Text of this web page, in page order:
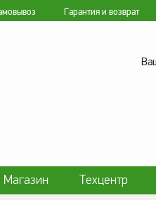
Гарантия и возврат
Магазин
Техцентр